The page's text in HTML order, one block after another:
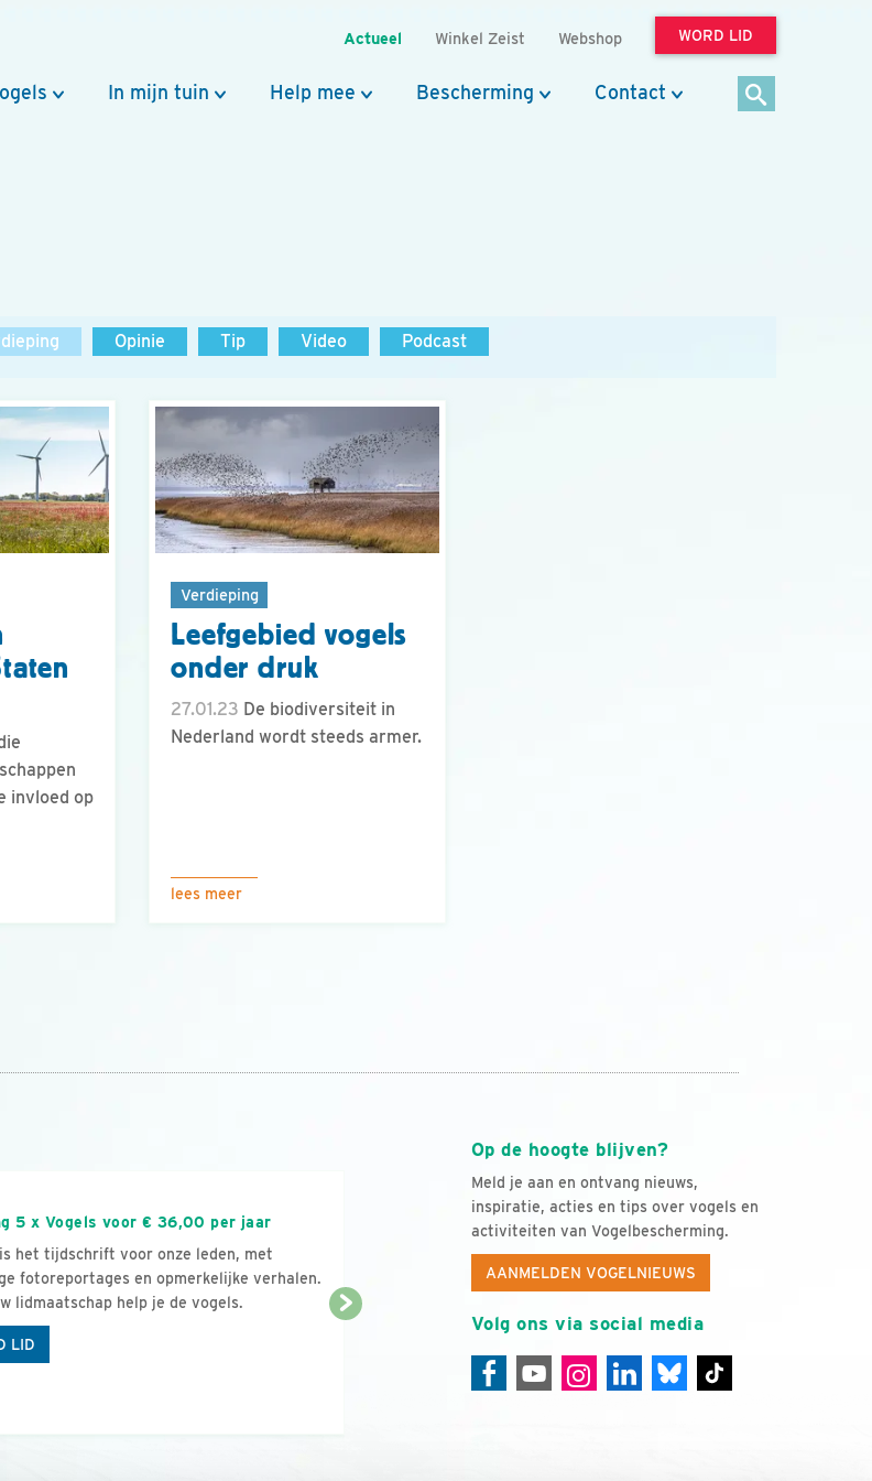
Actueel Winkel Zeist Webshop WORD LID
In mijn tuin Help mee Bescherming Contact
Opinie Tip Video Podcast
invloed op
Verdieping
Leefgebied vogels
onder druk
27.01.23 De biodiversiteit in
Nederland wordt steeds armer.
lees meer
Op de hoogte blijven?
Meld je aan en ontvang nieuws,
inspiratie, acties en tips over vogels en
activiteiten van Vogelbescherming.
AANMELDEN VOGELNIEUWS
Volg ons via social media
5 x Vogels voor € 36,00 per jaar
het tijdschrift voor onze leden, met
fotoreportages en opmerkelijke verhalen.
lidmaatschap help je de vogels.
LID